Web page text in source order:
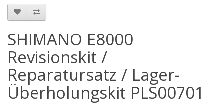
SHIMANO E8000
Revisionskit /
Reparatursatz / Lager-
Überholungskit PLS00701